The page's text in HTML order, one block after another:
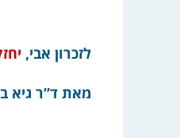
לזכרון אבי,
מאת ד”ר גיא